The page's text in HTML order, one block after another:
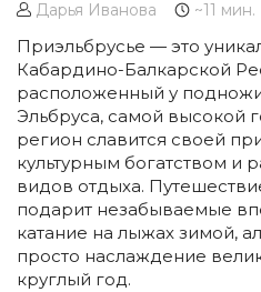
Дарья Иванова ~11 мин.
Приэльбрусье — это
Кабардино-Балкарской
расположенный у
Эльбруса, самой высокой
регион славится своей
культурным богатством и
видов отдыха.
подарит незабываемые
катание на лыжах зимой,
просто наслаждение
круглый год.